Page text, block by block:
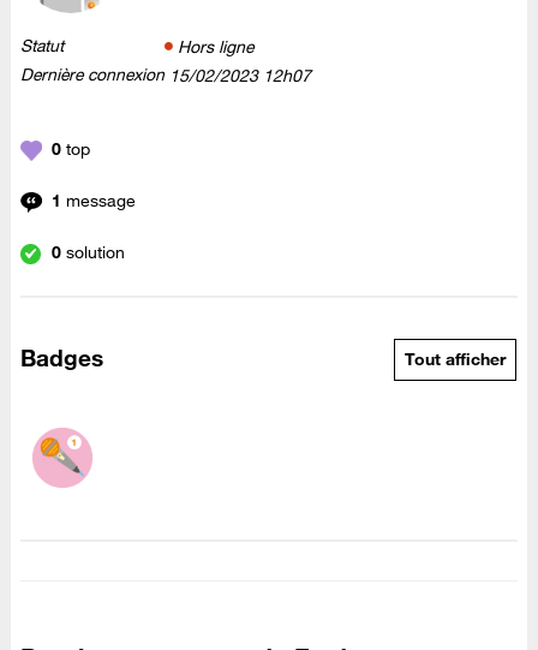
Statut
Hors ligne
Dernière connexion ‎15/02/2023 12h07
0 top
1 message
0 solution
Badges Tout afficher